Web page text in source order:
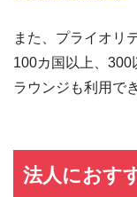
また、プライオリ
100カ国以上、300
ラウンジも利用で
法人におす